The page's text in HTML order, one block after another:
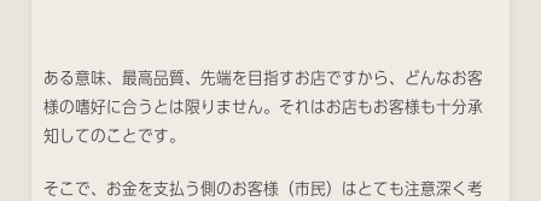
ある意味、最高品質、先端を目指すお店ですから、どんなお客
様の嗜好に合うとは限りません。それはお店もお客様も十分承
知してのことです。
そこで、お金を支払う側のお客様（市民）はとても注意深く考